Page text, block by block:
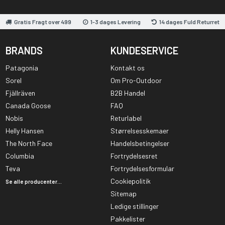
Gratis Fragt over 499 1-3 dages Levering 14 dages Fuld Returret
BRANDS
Patagonia
Sorel
Fjällräven
Canada Goose
Nobis
Helly Hansen
The North Face
Columbia
Teva
Se alle producenter...
KUNDESERVICE
Kontakt os
Om Pro-Outdoor
B2B Handel
FAQ
Returlabel
Størrelsesskemaer
Handelsbetingelser
Fortrydelsesret
Fortrydelsesformular
Cookiepolitik
Sitemap
Ledige stillinger
Pakkelister